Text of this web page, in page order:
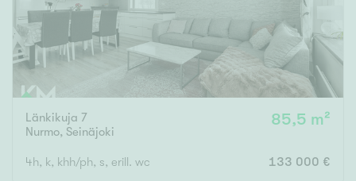
Länkikuja 7
Nurmo, Seinäjoki
85,5 m²
4h, k, khh/ph, s, erill. wc 133 000 €